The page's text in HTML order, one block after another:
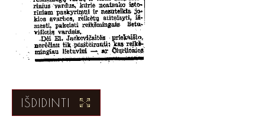
IŠDIDINTI